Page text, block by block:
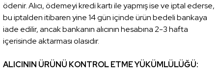
ödenir. Alıcı, ödemeyi kredi kartı ile yapmış ise ve iptal ederse,
bu iptalden itibaren yine 14 gün içinde ürün bedeli bankaya
iade edilir, ancak bankanın alıcının hesabına 2-3 hafta
içerisinde aktarması olasıdır.
ALICININ ÜRÜNÜ KONTROL ETME YÜKÜMLÜLÜĞÜ: